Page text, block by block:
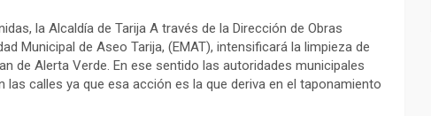
la Alcaldía de Tarija A través de la Dirección de Obras
Municipal de Aseo Tarija, (EMAT), intensificará la limpieza de
de Alerta Verde. En ese sentido las autoridades municipales
calles ya que esa acción es la que deriva en el taponamiento